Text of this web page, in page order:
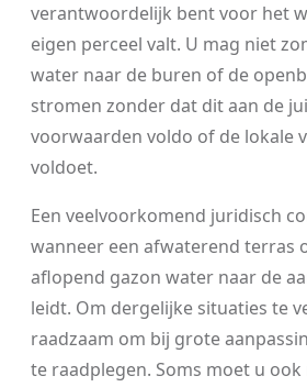
verantwoordelijk bent voor het
eigen perceel valt. U mag niet
water naar de buren of de
stromen zonder dat dit aan de
voorwaarden voldo of de lokale
voldoet.
Een veelvoorkomend juridisch
wanneer een afwaterend terras
aflopend gazon water naar de
leidt. Om dergelijke situaties te
raadzaam om bij grote
te raadplegen. Soms moet u